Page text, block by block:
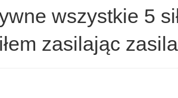
wszystkie 5
zasilając